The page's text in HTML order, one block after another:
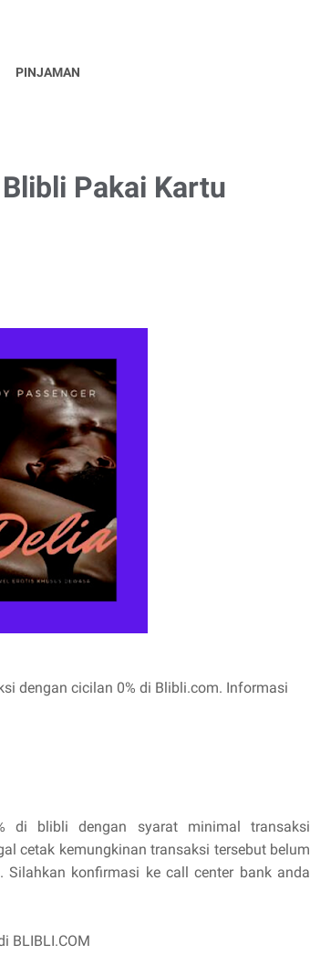
PINJAMAN
Pakai Kartu
dengan cicilan 0% di Blibli.com. Informasi
di blibli dengan syarat minimal transaksi
cetak kemungkinan transaksi tersebut belum
konfirmasi ke call center bank anda
BLIBLI.COM